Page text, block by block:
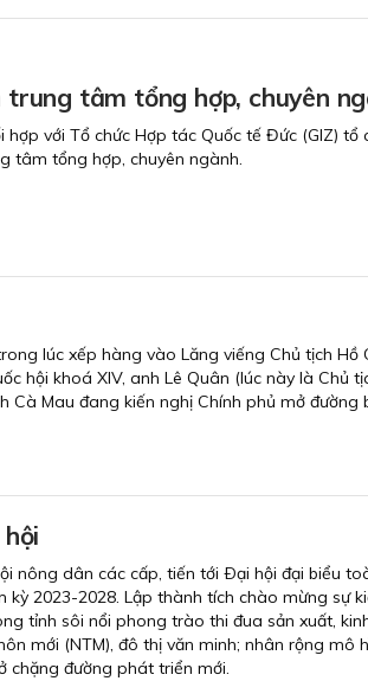
tâm tổng hợp, chuyên
hợp với Tổ chức Hợp tác Quốc tế Đức (GIZ) tổ
tâm tổng hợp, chuyên ngành.
lúc xếp hàng vào Lăng viếng Chủ tịch Hồ
hội khoá XIV, anh Lê Quân (lúc này là Chủ
Cà Mau đang kiến nghị Chính phủ mở đường
nông dân các cấp, tiến tới Ðại hội đại biểu
kỳ 2023-2028. Lập thành tích chào mừng sự
tỉnh sôi nổi phong trào thi đua sản xuất,
mới (NTM), đô thị văn minh; nhân rộng mô
chặng đường phát triển mới.